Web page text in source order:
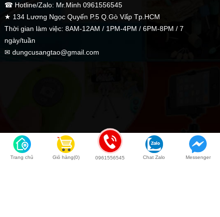
☎ Hotline/Zalo: Mr.Minh 0961556545
★ 134 Lương Ngọc Quyến P.5 Q.Gò Vấp Tp.HCM
Thời gian làm việc: 8AM-12AM / 1PM-4PM / 6PM-8PM / 7
ngày/tuần
✉ dungcusangtao@gmail.com
Trang chủ Giỏ hàng(0) 0961556545 Chat Zalo Messenger